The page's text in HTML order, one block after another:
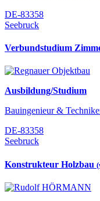
DE-83358
Seebruck
Verbundstudium
Ausbildung/Studium
Bauingenieur &
DE-83358
Seebruck
Konstrukteur Holzbau